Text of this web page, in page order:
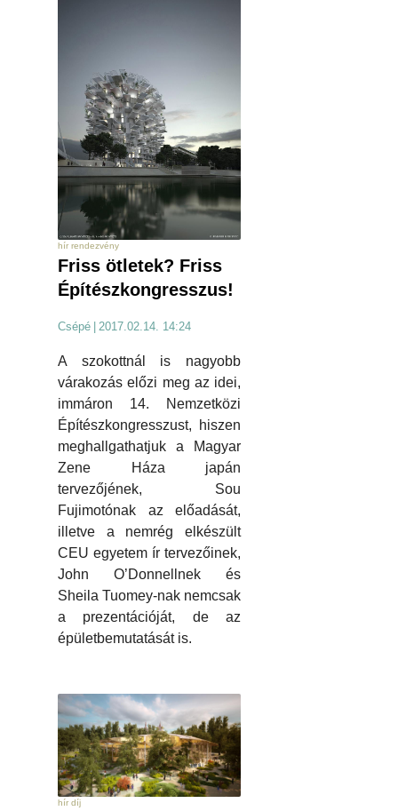
hír rendezvény
Friss ötletek? Friss
Építészkongresszus!
Csépé 2017.02.14. 14:24
A szokottnál is nagyobb
várakozás előzi meg az idei,
immáron 14. Nemzetközi
Építészkongresszust, hiszen
meghallgathatjuk a Magyar
Zene Háza japán
tervezőjének, Sou
Fujimotónak az előadását,
illetve a nemrég elkészült
CEU egyetem ír tervezőinek,
John O’Donnellnek és
Sheila Tuomey-nak nemcsak
a prezentációját, de az
épületbemutatását is.
hír díj